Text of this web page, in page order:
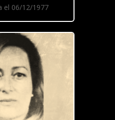
el 06/12/1977